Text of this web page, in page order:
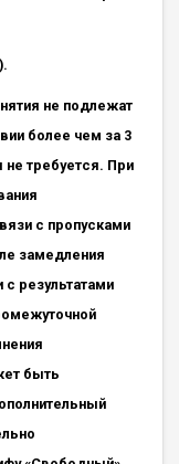
не подлежат
более чем за 3
не требуется. При
с пропусками
замедления
с результатами
быть